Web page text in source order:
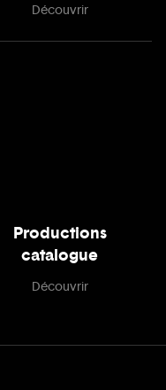
Découvrir
Productions
catalogue
Découvrir